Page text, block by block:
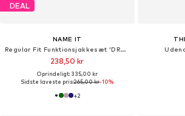
DEAL
NAME IT
Regular Fit Funktionsjakkesæt 'DRY10'
238,50 kr
Oprindeligt: 335,00 kr
Sidste laveste pris:265,00 kr-10%
+2